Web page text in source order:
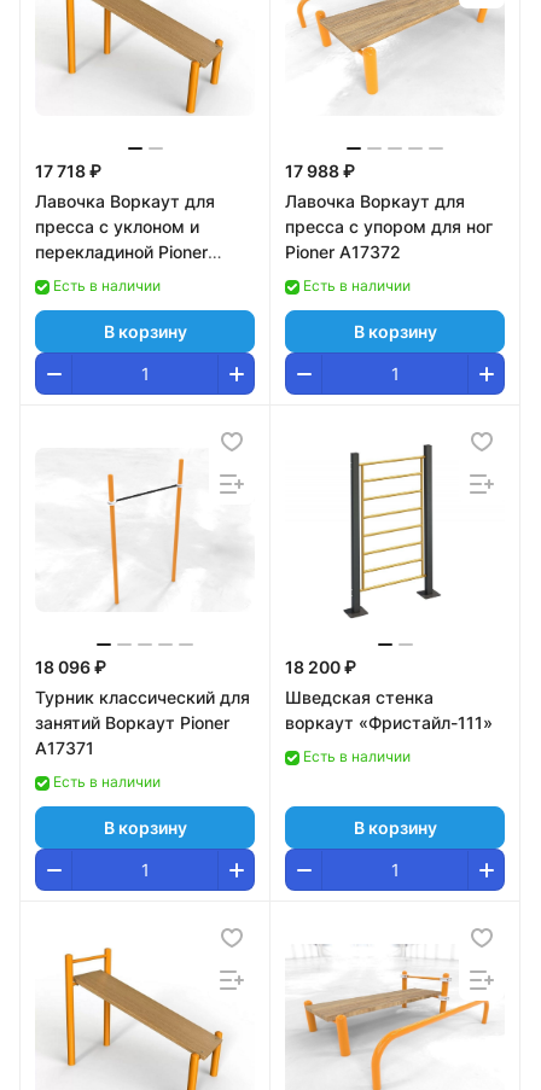
17 718 ₽
Лавочка Воркаут для
пресса с уклоном и
перекладиной Pioner
A17353
Есть в наличии
В корзину
17 988 ₽
Лавочка Воркаут для
пресса с упором для ног
Pioner A17372
Есть в наличии
В корзину
18 096 ₽
Турник классический для
занятий Воркаут Pioner
A17371
Есть в наличии
В корзину
18 200 ₽
Шведская стенка
воркаут «Фристайл-111»
Есть в наличии
В корзину